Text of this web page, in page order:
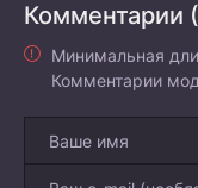
Комментарии
Минимальная
Комментарии